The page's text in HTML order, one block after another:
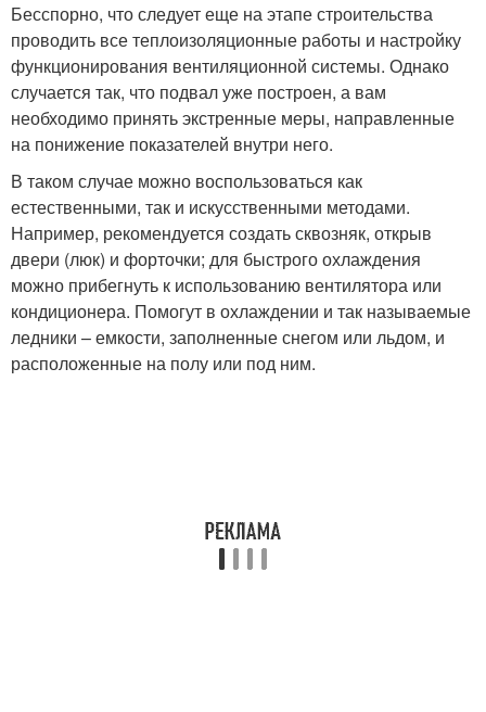
Бесспорно, что следует еще на этапе строительства
проводить все теплоизоляционные работы и настройку
функционирования вентиляционной системы. Однако
случается так, что подвал уже построен, а вам
необходимо принять экстренные меры, направленные
на понижение показателей внутри него.
В таком случае можно воспользоваться как
естественными, так и искусственными методами.
Например, рекомендуется создать сквозняк, открыв
двери (люк) и форточки; для быстрого охлаждения
можно прибегнуть к использованию вентилятора или
кондиционера. Помогут в охлаждении и так называемые
ледники – емкости, заполненные снегом или льдом, и
расположенные на полу или под ним.